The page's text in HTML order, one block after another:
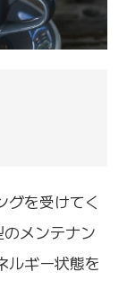
を受けてく
メンテナン
ルギー状態を